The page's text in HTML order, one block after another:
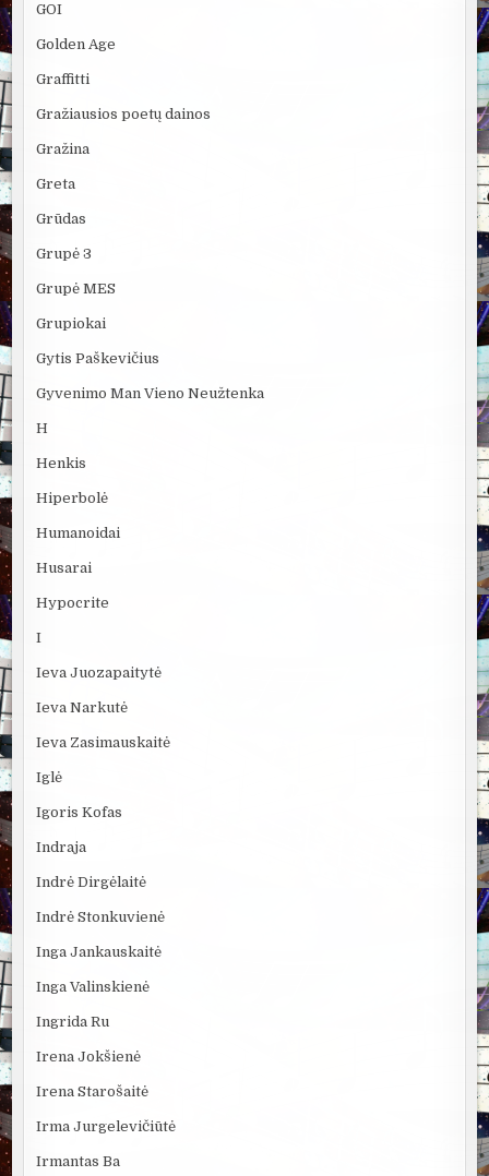
GOI
Golden Age
Graffitti
Gražiausios poetų dainos
Gražina
Greta
Grūdas
Grupė 3
Grupė MES
Grupiokai
Gytis Paškevičius
Gyvenimo Man Vieno Neužtenka
H
Henkis
Hiperbolė
Humanoidai
Husarai
Hypocrite
I
Ieva Juozapaitytė
Ieva Narkutė
Ieva Zasimauskaitė
Iglė
Igoris Kofas
Indraja
Indrė Dirgėlaitė
Indrė Stonkuvienė
Inga Jankauskaitė
Inga Valinskienė
Ingrida Ru
Irena Jokšienė
Irena Starošaitė
Irma Jurgelevičiūtė
Irmantas Ba